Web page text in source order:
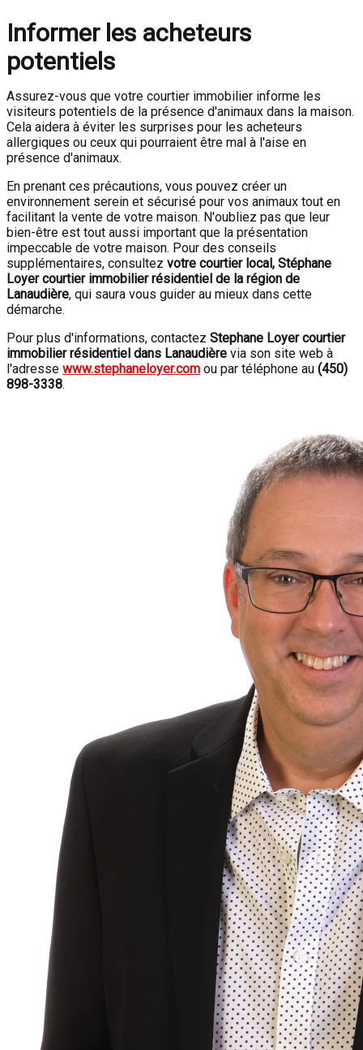
Informer les acheteurs
potentiels
Assurez-vous que votre courtier immobilier informe les
visiteurs potentiels de la présence d'animaux dans la maison.
Cela aidera à éviter les surprises pour les acheteurs
allergiques ou ceux qui pourraient être mal à l'aise en
présence d'animaux.
En prenant ces précautions, vous pouvez créer un
environnement serein et sécurisé pour vos animaux tout en
facilitant la vente de votre maison. N'oubliez pas que leur
bien-être est tout aussi important que la présentation
impeccable de votre maison. Pour des conseils
supplémentaires, consultez votre courtier local, Stéphane
Loyer courtier immobilier résidentiel de la région de
Lanaudière, qui saura vous guider au mieux dans cette
démarche.
Pour plus d'informations, contactez Stephane Loyer courtier
immobilier résidentiel dans Lanaudière via son site web à
l'adresse www.stephaneloyer.com ou par téléphone au (450)
898-3338.